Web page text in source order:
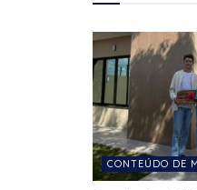
CONTEÚDO DE